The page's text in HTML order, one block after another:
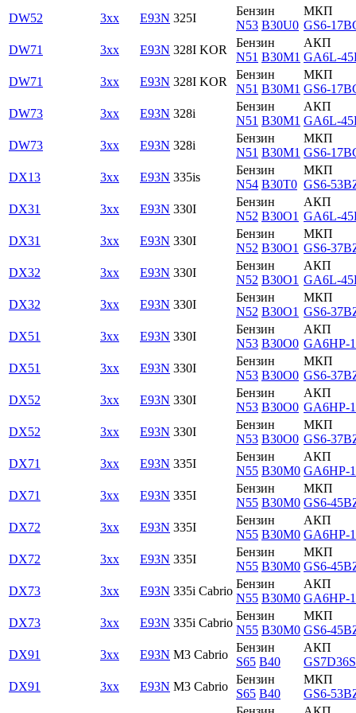
DW52
3xx E93N 325I
Бензин
N53 B30U0
МКП
GS6-
DW71
3xx E93N 328I KOR
Бензин
N51 B30M1
АКП
GA6L-
DW71
3xx E93N 328I KOR
Бензин
N51 B30M1
МКП
GS6-
DW73
3xx E93N 328i
Бензин
N51 B30M1
АКП
GA6L-
DW73
3xx E93N 328i
Бензин
N51 B30M1
МКП
GS6-
DX13
3xx E93N 335is
Бензин
N54 B30T0
МКП
GS6-
DX31
3xx E93N 330I
Бензин
N52 B30O1
АКП
GA6L-
DX31
3xx E93N 330I
Бензин
N52 B30O1
МКП
GS6-
DX32
3xx E93N 330I
Бензин
N52 B30O1
АКП
GA6L-
DX32
3xx E93N 330I
Бензин
N52 B30O1
МКП
GS6-
DX51
3xx E93N 330I
Бензин
N53 B30O0
АКП
GA6HP-
DX51
3xx E93N 330I
Бензин
N53 B30O0
МКП
GS6-
DX52
3xx E93N 330I
Бензин
N53 B30O0
АКП
GA6HP-
DX52
3xx E93N 330I
Бензин
N53 B30O0
МКП
GS6-
DX71
3xx E93N 335I
Бензин
N55 B30M0
АКП
GA6HP-
DX71
3xx E93N 335I
Бензин
N55 B30M0
МКП
GS6-
DX72
3xx E93N 335I
Бензин
N55 B30M0
АКП
GA6HP-
DX72
3xx E93N 335I
Бензин
N55 B30M0
МКП
GS6-
DX73
3xx E93N 335i Cabrio
Бензин
N55 B30M0
АКП
GA6HP-
DX73
3xx E93N 335i Cabrio
Бензин
N55 B30M0
МКП
GS6-
DX91
3xx E93N M3 Cabrio
Бензин
S65 B40
АКП
DX91
3xx E93N M3 Cabrio
Бензин
S65 B40
МКП
GS6-